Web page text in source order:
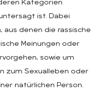
Kategorien
ist. Dabei
aus denen die rassische
Meinungen oder
sowie um
zum Sexualleben oder
natürlichen Person.